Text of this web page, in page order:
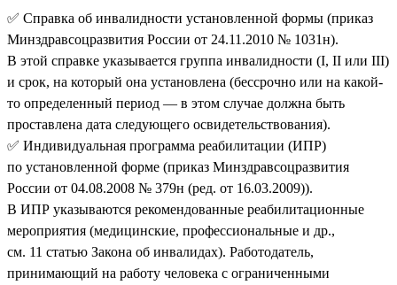
✅ Справка об инвалидности установленной формы (приказ
Минздравсоцразвития России от 24.11.2010 № 1031н).
В этой справке указывается группа инвалидности (I, II или III)
и срок, на который она установлена (бессрочно или на какой-
то определенный период — в этом случае должна быть
проставлена дата следующего освидетельствования).
✅ Индивидуальная программа реабилитации (ИПР)
по установленной форме (приказ Минздравсоцразвития
России от 04.08.2008 № 379н (ред. от 16.03.2009)).
В ИПР указываются рекомендованные реабилитационные
мероприятия (медицинские, профессиональные и др.,
см. 11 статью Закона об инвалидах). Работодатель,
принимающий на работу человека с ограниченными